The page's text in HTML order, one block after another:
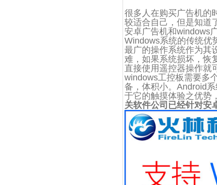
很多人在购买广告机的
较适合自己，但是知道
安卓广告机和windows
Windows系统的传统优
最广的操作系统作为其
难，如果系统损坏，恢
直接使用遥控器操作就
windows工控板需要多
备，体积小。Android
于它的触摸体验之优势
关软件公司已经针对安